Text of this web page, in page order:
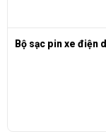
Bộ sạc pin xe điện